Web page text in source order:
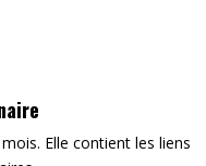
Elle contient les liens